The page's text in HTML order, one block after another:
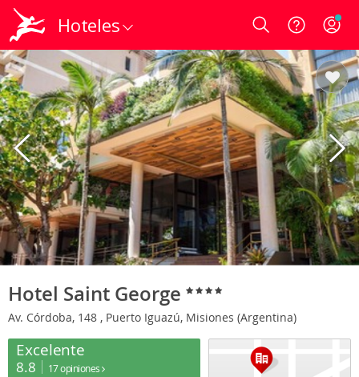
Hoteles Login
Hotel Saint George
Av. Córdoba, 148 , Puerto Iguazú, Misiones (Argentina)
Excelente
8.8 17 opiniones